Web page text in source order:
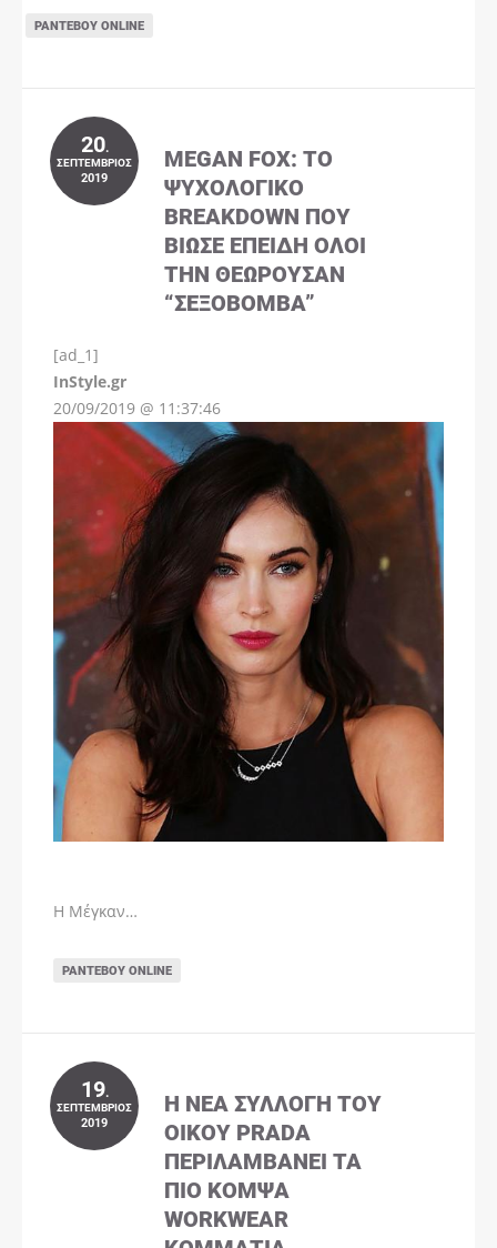
ΡΑΝΤΕΒΟΎ ONLINE
20.
ΣΕΠΤΈΜΒΡΙΟΣ
2019
MEGAN FOX: ΤΟ
ΨΥΧΟΛΟΓΙΚΌ
BREAKDOWN ΠΟΥ
ΒΊΩΣΕ ΕΠΕΙΔΉ ΌΛΟΙ
ΤΗΝ ΘΕΩΡΟΎΣΑΝ
“ΣΕΞΟΒΌΜΒΑ”
[ad_1]
InStyle.gr
20/09/2019 @ 11:37:46
Η Μέγκαν…
ΡΑΝΤΕΒΟΎ ONLINE
19.
ΣΕΠΤΈΜΒΡΙΟΣ
2019
Η ΝΈΑ ΣΥΛΛΟΓΉ ΤΟΥ
ΟΊΚΟΥ PRADA
ΠΕΡΙΛΑΜΒΆΝΕΙ ΤΑ
ΠΙΟ ΚΟΜΨΆ
WORKWEAR